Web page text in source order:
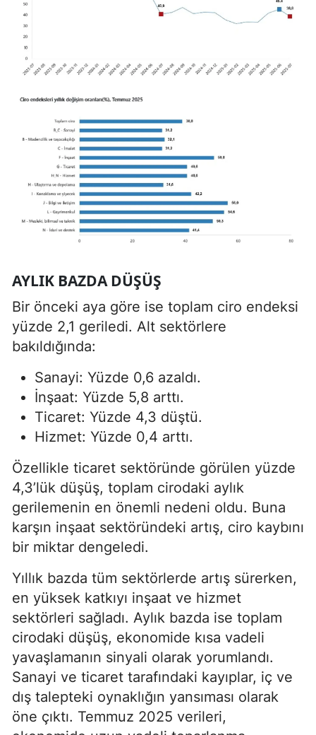
AYLIK BAZDA DÜŞÜŞ
Bir önceki aya göre ise toplam ciro endeksi
yüzde 2,1 geriledi. Alt sektörlere
bakıldığında:
Sanayi: Yüzde 0,6 azaldı.
İnşaat: Yüzde 5,8 arttı.
Ticaret: Yüzde 4,3 düştü.
Hizmet: Yüzde 0,4 arttı.
Özellikle ticaret sektöründe görülen yüzde
4,3’lük düşüş, toplam cirodaki aylık
gerilemenin en önemli nedeni oldu. Buna
karşın inşaat sektöründeki artış, ciro kaybını
bir miktar dengeledi.
Yıllık bazda tüm sektörlerde artış sürerken,
en yüksek katkıyı inşaat ve hizmet
sektörleri sağladı. Aylık bazda ise toplam
cirodaki düşüş, ekonomide kısa vadeli
yavaşlamanın sinyali olarak yorumlandı.
Sanayi ve ticaret tarafındaki kayıplar, iç ve
dış talepteki oynaklığın yansıması olarak
öne çıktı. Temmuz 2025 verileri,